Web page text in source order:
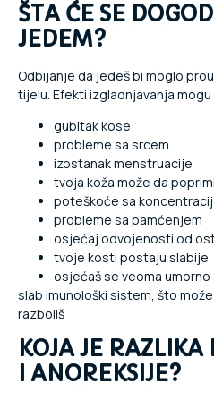
ŠTA ĆE SE
JEDEM?
Odbijanje da jedeš bi moglo
tijelu. Efekti izgladnjavanja mogu
gubitak kose
probleme sa srcem
izostanak menstruacije
tvoja koža može da
poteškoće sa
probleme sa pamćenjem
osjećaj odvojenosti od
tvoje kosti postaju slabije
osjećaš se veoma umorno
slab imunološki sistem, što
razboliš
KOJA JE
I ANOREKSIJE?